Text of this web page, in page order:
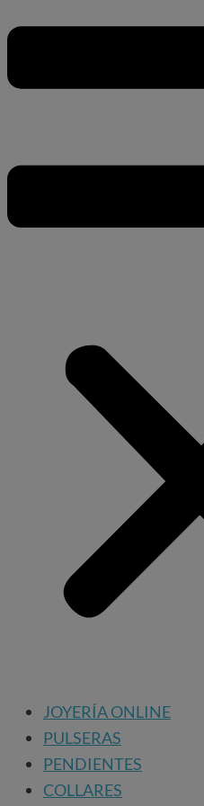
JOYERÍA ONLINE
PULSERAS
PENDIENTES
COLLARES